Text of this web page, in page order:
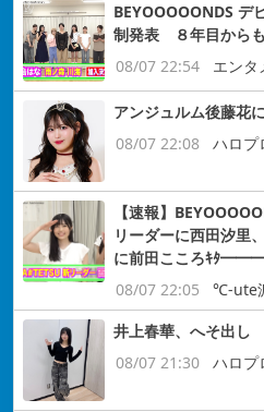
BEYOOOOONDS デ
制発表 ８年目から
08/07 22:54
エンタ
アンジュルム後藤花
08/07 22:08
ハロプ
【速報】
リーダーに西田汐里
に前田こころｷﾀ
08/07 22:05
℃-ute
井上春華、へそ出し
08/07 21:30
ハロプ